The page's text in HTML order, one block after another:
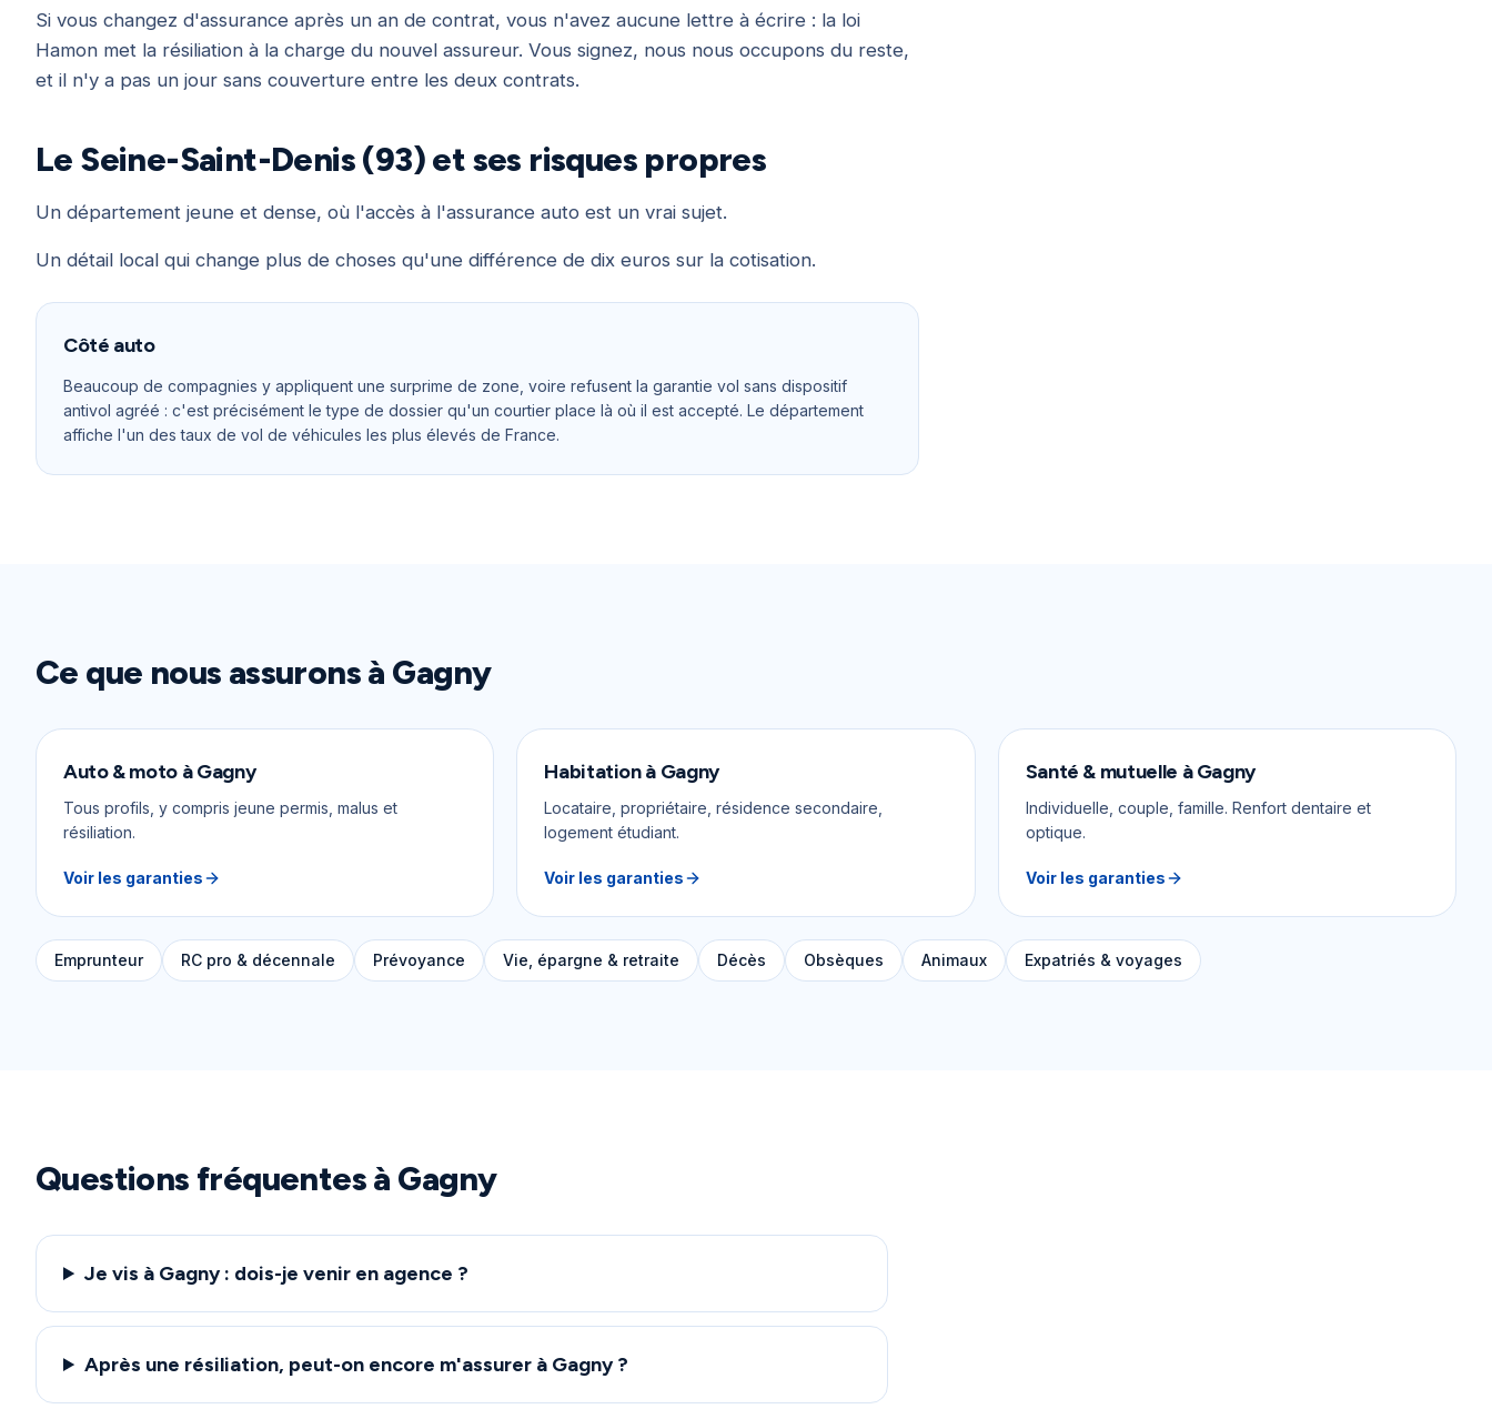
Si vous changez d'assurance après un an de contrat, vous n'avez aucune lettre à écrire : la loi
Hamon met la résiliation à la charge du nouvel assureur. Vous signez, nous nous occupons du reste,
et il n'y a pas un jour sans couverture entre les deux contrats.
Le Seine-Saint-Denis (93) et ses risques propres
Un département jeune et dense, où l'accès à l'assurance auto est un vrai sujet.
Un détail local qui change plus de choses qu'une différence de dix euros sur la cotisation.
Côté auto
Beaucoup de compagnies y appliquent une surprime de zone, voire refusent la garantie vol sans dispositif
antivol agréé : c'est précisément le type de dossier qu'un courtier place là où il est accepté. Le département
affiche l'un des taux de vol de véhicules les plus élevés de France.
Ce que nous assurons à Gagny
Auto & moto àGagny
Tous profils, y compris jeune permis, malus et
résiliation.
Voir les garanties
Habitationà Gagny
Locataire, propriétaire, résidence secondaire,
logement étudiant.
Voir les garanties
Santé & mutuelle àGagny
Individuelle, couple, famille. Renfort dentaire et
optique.
Voir les garanties
Emprunteur RC pro & décennale Prévoyance Vie, épargne & retraite Décès Obsèques Animaux Expatriés & voyages
Questions fréquentes à Gagny
Je vis à Gagny : dois-je venir en agence ?
Après une résiliation, peut-on encore m'assurer à Gagny ?